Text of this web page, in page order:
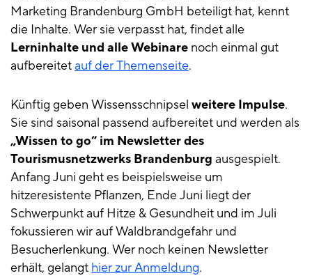
Marketing Brandenburg GmbH beteiligt hat, kennt
die Inhalte. Wer sie verpasst hat, findet alle
Lerninhalte und alle Webinare noch einmal gut
aufbereitetauf der Themenseite.
Künftig geben Wissensschnipsel weitere Impulse.
Sie sind saisonal passend aufbereitet und werden als
„Wissen to go“ im Newsletter des
Tourismusnetzwerks Brandenburg ausgespielt.
Anfang Juni geht es beispielsweise um
hitzeresistente Pflanzen, Ende Juni liegt der
Schwerpunkt auf Hitze & Gesundheit und im Juli
fokussieren wir auf Waldbrandgefahr und
Besucherlenkung. Wer noch keinen Newsletter
erhält, gelangt hier zur Anmeldung.